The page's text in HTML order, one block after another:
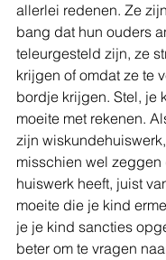
allerlei redenen. Ze
bang dat hun ouders
teleurgesteld zijn, ze
krijgen of omdat ze te
bordje krijgen. Stel, je
moeite met rekenen.
zijn
misschien wel zeggen
huiswerk heeft, juist
moeite die je kind
je je kind sancties
beter om te vragen